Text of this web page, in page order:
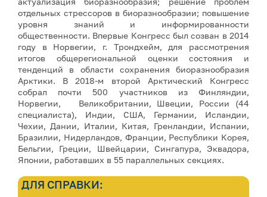
отдельных стрессоров в биоразнообразии; повышение
уровня знаний и информированности
общественности. Впервые Конгресс был созван в 2014
году в Норвегии, г. Трондхейм, для рассмотрения
итогов общерегиональной оценки состояния и
тенденций в области сохранения биоразнообразия
Арктики. В 2018-м второй Арктический Конгресс
собрал почти 500 участников из Финляндии,
Норвегии, Великобритании, Швеции, России (44
специалиста), Индии, США, Германии, Исландии,
Чехии, Дании, Италии, Китая, Гренландии, Испании,
Бразилии, Нидерландов, Франции, Республики Корея,
Бельгии, Греции, Швейцарии, Сингапура, Эквадора,
Японии, работавших в 55 параллельных секциях.
ДЛЯ СПРАВКИ: